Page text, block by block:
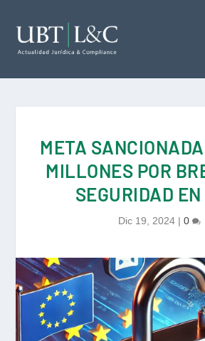
META
MILLONES POR
SEGURIDAD
Dic 19, 2024 | 0